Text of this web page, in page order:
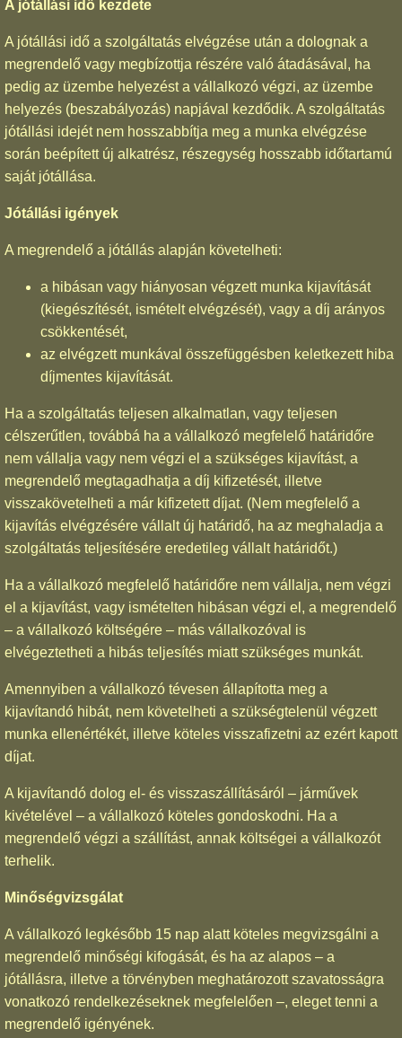
A jótállási idő kezdete
A jótállási idő a szolgáltatás elvégzése után a dolognak a
megrendelő vagy megbízottja részére való átadásával, ha
pedig az üzembe helyezést a vállalkozó végzi, az üzembe
helyezés (beszabályozás) napjával kezdődik. A szolgáltatás
jótállási idejét nem hosszabbítja meg a munka elvégzése
során beépített új alkatrész, részegység hosszabb időtartamú
saját jótállása.
Jótállási igények
A megrendelő a jótállás alapján követelheti:
a hibásan vagy hiányosan végzett munka kijavítását
(kiegészítését, ismételt elvégzését), vagy a díj arányos
csökkentését,
az elvégzett munkával összefüggésben keletkezett hiba
díjmentes kijavítását.
Ha a szolgáltatás teljesen alkalmatlan, vagy teljesen
célszerűtlen, továbbá ha a vállalkozó megfelelő határidőre
nem vállalja vagy nem végzi el a szükséges kijavítást, a
megrendelő megtagadhatja a díj kifizetését, illetve
visszakövetelheti a már kifizetett díjat. (Nem megfelelő a
kijavítás elvégzésére vállalt új határidő, ha az meghaladja a
szolgáltatás teljesítésére eredetileg vállalt határidőt.)
Ha a vállalkozó megfelelő határidőre nem vállalja, nem végzi
el a kijavítást, vagy ismételten hibásan végzi el, a megrendelő
– a vállalkozó költségére – más vállalkozóval is
elvégeztetheti a hibás teljesítés miatt szükséges munkát.
Amennyiben a vállalkozó tévesen állapította meg a
kijavítandó hibát, nem követelheti a szükségtelenül végzett
munka ellenértékét, illetve köteles visszafizetni az ezért kapott
díjat.
A kijavítandó dolog el- és visszaszállításáról – járművek
kivételével – a vállalkozó köteles gondoskodni. Ha a
megrendelő végzi a szállítást, annak költségei a vállalkozót
terhelik.
Minőségvizsgálat
A vállalkozó legkésőbb 15 nap alatt köteles megvizsgálni a
megrendelő minőségi kifogását, és ha az alapos – a
jótállásra, illetve a törvényben meghatározott szavatosságra
vonatkozó rendelkezéseknek megfelelően –, eleget tenni a
megrendelő igényének.